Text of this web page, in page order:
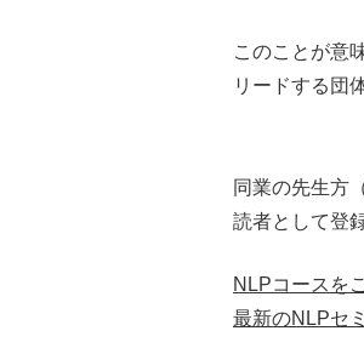
このことが意
リードする団
同業の先生方
読者として登
NLPコースを
最新のNLPセ